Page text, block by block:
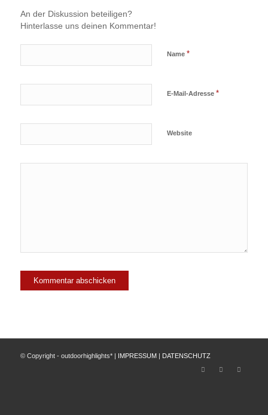
An der Diskussion beteiligen?
Hinterlasse uns deinen Kommentar!
Name *
E-Mail-Adresse *
Website
© Copyright - outdoorhighlights* | IMPRESSUM DATENSCHUTZ